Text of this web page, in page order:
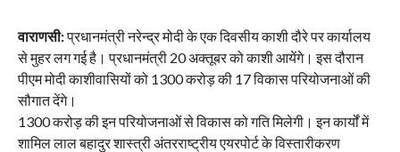
वाराणसी:प्रधानमंत्री नरेन्द्र मोदी के एक दिवसीय काशी दौरे पर कार्यालय
से मुहर लग गई है। प्रधानमंत्री 20 अक्तूबर को काशी आयेंगे। इस दौरान
पीएम मोदी काशीवासियों को 1300 करोड़ की 17 विकास परियोजनाओं की
सौगात देंगे।
1300 करोड़ की इन परियोजनाओं से विकास को गति मिलेगी। इन कार्यों में
शामिल लाल बहादुर शास्त्री अंतरराष्ट्रीय एयरपोर्ट के विस्तारीकरण